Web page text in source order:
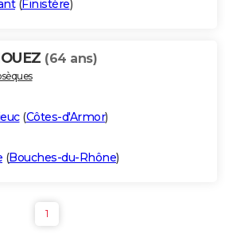
(Finistère)
(64 ans)
(Côtes-d'Armor)
(Bouches-du-Rhône)
1